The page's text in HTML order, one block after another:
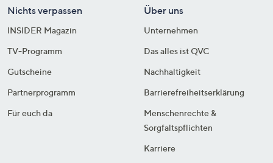
Nichts verpassen
INSIDER Magazin
TV-Programm
Gutscheine
Partnerprogramm
Für euch da
Über uns
Unternehmen
Das alles ist QVC
Nachhaltigkeit
Barrierefreiheitserklärung
Menschenrechte &
Sorgfaltspflichten
Karriere